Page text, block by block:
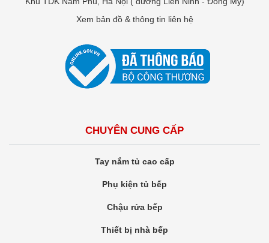
Xem bản đồ & thông tin liên hệ
CHUYÊN CUNG CẤP
Tay nắm tủ cao cấp
Phụ kiện tủ bếp
Chậu rửa bếp
Thiết bị nhà bếp